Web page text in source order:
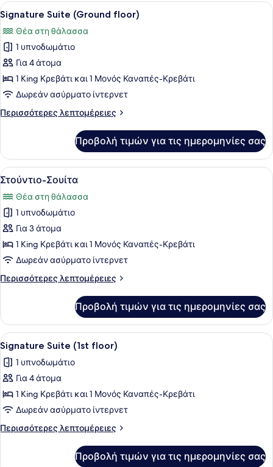
Προβολή
όλων
των
φωτογραφιών
για
Signature
Suite
(Ground
floor)
Ένα υπνοδωμάτιο με ένα κρεβάτι,
7
Signature Suite (Ground floor)
Θέα στη θάλασσα
1 υπνοδωμάτιο
Για 4 άτομα
1 King Κρεβάτι και 1 Μονός Καναπές-Κρεβάτι
Δωρεάν ασύρματο ίντερνετ
Περισσότερες λεπτομέρειες
Περισσότερες
Suite
(Ground
floor)
Προβολή τιμών για τις ημερομηνίες σας
Προβολή
όλων
των
φωτογραφιών
για
Στούντιο-
Σουίτα
Ένα υπνοδωμάτιο με ένα
7
Στούντιο-Σουίτα
Θέα στη θάλασσα
1 υπνοδωμάτιο
Για 3 άτομα
1 King Κρεβάτι και 1 Μονός Καναπές-Κρεβάτι
Δωρεάν ασύρματο ίντερνετ
Περισσότερες λεπτομέρειες
Περισσότερες
Σουίτα
Προβολή τιμών για τις ημερομηνίες σας
Προβολή
όλων
των
φωτογραφιών
για
Signature
Suite
(1st
Μια βεράντα με καρέκλες από
6
Signature Suite (1st floor)
1 υπνοδωμάτιο
Για 4 άτομα
1 King Κρεβάτι και 1 Μονός Καναπές-Κρεβάτι
Δωρεάν ασύρματο ίντερνετ
Περισσότερες λεπτομέρειες
Περισσότερες
Προβολή τιμών για τις ημερομηνίες σας